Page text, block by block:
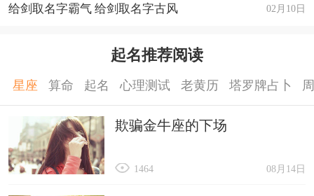
02月10日
给剑取名字霸气 给剑取名字古风
起名推荐阅读
星座 算命 起名 心理测试 老黄历 塔罗牌占卜
欺骗金牛座的下场
08月14日
1464